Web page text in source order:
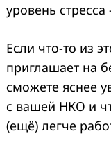
уровень
Если что-то из
приглашает на
сможете яснее
с вашей НКО и
(ещё) легче